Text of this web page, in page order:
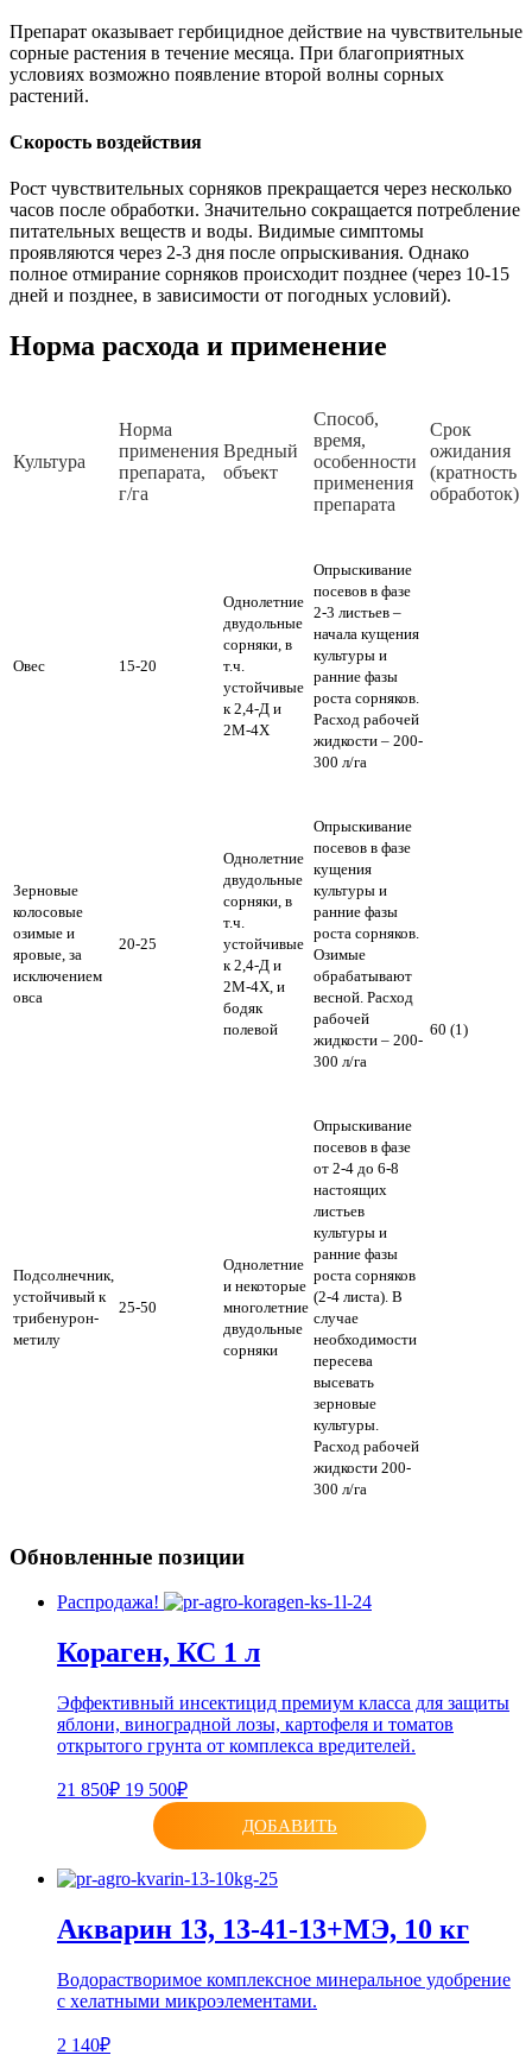
Препарат оказывает гербицидное действие на чувствительные
сорные растения в течение месяца. При благоприятных
условиях возможно появление второй волны сорных
растений.
Скорость воздействия
Рост чувствительных сорняков прекращается через несколько
часов после обработки. Значительно сокращается потребление
питательных веществ и воды. Видимые симптомы
проявляются через 2-3 дня после опрыскивания. Однако
полное отмирание сорняков происходит позднее (через 10-15
дней и позднее, в зависимости от погодных условий).
Норма расхода и применение
Культура
Норма
применения
препарата,
г/га
Вредный
объект
Способ,
время,
особенности
применения
препарата
Срок
ожидания
(кратность
обработок)
Овес 15-20
Однолетние
двудольные
сорняки, в
т.ч.
устойчивые
к 2,4-Д и
2M-4X
Опрыскивание
посевов в фазе
2-3 листьев –
начала кущения
культуры и
ранние фазы
роста сорняков.
Расход рабочей
жидкости – 200-
300 л/га
60 (1)
Зерновые
колосовые
озимые и
яровые, за
исключением
овса
20-25
Однолетние
двудольные
сорняки, в
т.ч.
устойчивые
к 2,4-Д и
2M-4X, и
бодяк
полевой
Опрыскивание
посевов в фазе
кущения
культуры и
ранние фазы
роста сорняков.
Озимые
обрабатывают
весной. Расход
рабочей
жидкости – 200-
300 л/га
Подсолнечник,
устойчивый к
трибенурон-
метилу
25-50
Однолетние
и некоторые
многолетние
двудольные
сорняки
Опрыскивание
посевов в фазе
от 2-4 до 6-8
настоящих
листьев
культуры и
ранние фазы
роста сорняков
(2-4 листа). В
случае
необходимости
пересева
высевать
зерновые
культуры.
Расход рабочей
жидкости 200-
300 л/га
Обновленные позиции
Распродажа!
Кораген, КС 1 л
Эффективный инсектицид премиум класса для защиты
яблони, виноградной лозы, картофеля и томатов
открытого грунта от комплекса вредителей.
21 850₽ 19 500₽
ДОБАВИТЬ
Акварин 13, 13-41-13+МЭ, 10 кг
Водорастворимое комплексное минеральное удобрение
с хелатными микроэлементами.
2 140₽